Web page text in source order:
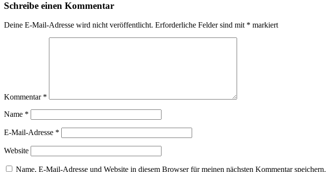
Schreibe einen Kommentar
Deine E-Mail-Adresse wird nicht veröffentlicht. Erforderliche Felder sind mit * markiert
Kommentar *
Name *
E-Mail-Adresse *
Website
Name, E-Mail-Adresse und Website in diesem Browser für meinen nächsten Kommentar speichern.